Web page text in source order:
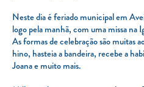
Neste dia é feriado municipal em
logo pela manhã, com uma missa na
As formas de celebração são muitas
hino, hasteia a bandeira, recebe a
Joana e muito mais.